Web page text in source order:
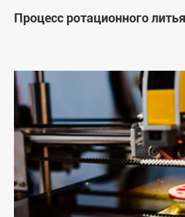
Процесс ротационного